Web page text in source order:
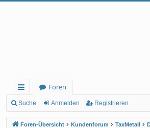
ch
ne
Foren
Suche Anmelden Registrieren
Foren-Übersicht Kundenforum TaxMetall